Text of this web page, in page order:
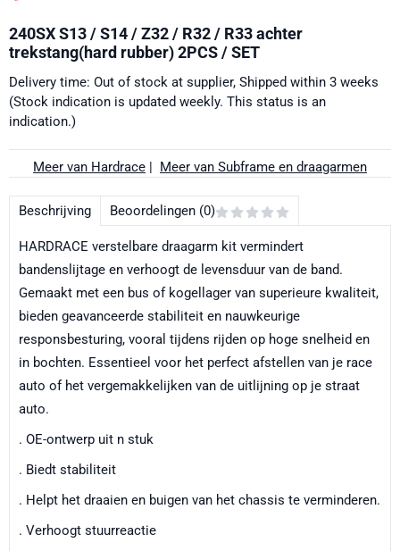
240SX S13 / S14 / Z32 / R32 / R33 achter
trekstang(hard rubber) 2PCS / SET
Delivery time: Out of stock at supplier, Shipped within 3 weeks
(Stock indication is updated weekly. This status is an
indication.)
Meer van Hardrace | Meer van Subframe en draagarmen
Beschrijving Beoordelingen (0)
HARDRACE verstelbare draagarm kit vermindert
bandenslijtage en verhoogt de levensduur van de band.
Gemaakt met een bus of kogellager van superieure kwaliteit,
bieden geavanceerde stabiliteit en nauwkeurige
responsbesturing, vooral tijdens rijden op hoge snelheid en
in bochten. Essentieel voor het perfect afstellen van je race
auto of het vergemakkelijken van de uitlijning op je straat
auto.
. OE-ontwerp uit n stuk
. Biedt stabiliteit
. Helpt het draaien en buigen van het chassis te verminderen.
. Verhoogt stuurreactie